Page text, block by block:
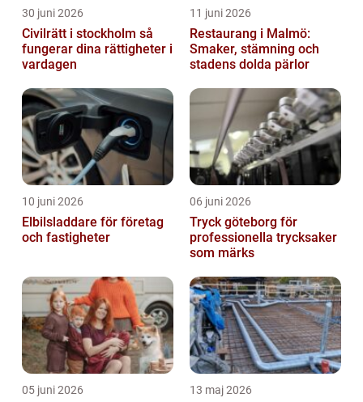
30 juni 2026
Civilrätt i stockholm så
fungerar dina rättigheter i
vardagen
11 juni 2026
Restaurang i Malmö:
Smaker, stämning och
stadens dolda pärlor
10 juni 2026
Elbilsladdare för företag
och fastigheter
06 juni 2026
Tryck göteborg för
professionella trycksaker
som märks
05 juni 2026 13 maj 2026